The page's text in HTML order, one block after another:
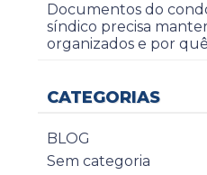
Documentos do
síndico precisa
organizados e por
CATEGORIAS
BLOG
Sem categoria